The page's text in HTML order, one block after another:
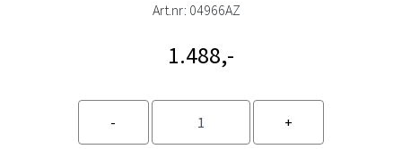
Art.nr: 04966AZ
1.488,-